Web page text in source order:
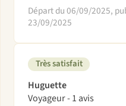
Départ du 06/09/2025,
23/09/2025
Très satisfait
Huguette
Voyageur - 1 avis